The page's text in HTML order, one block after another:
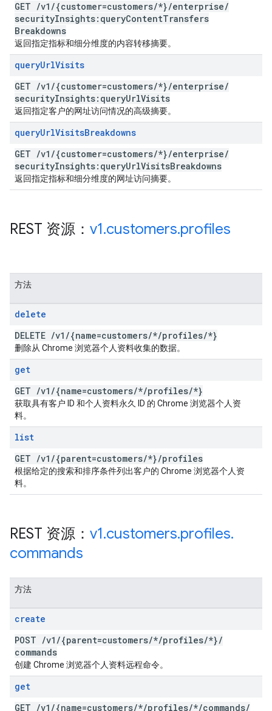
GET /v1 /{customer=customers/*}/enterprise/
securityInsights:queryContentTransfers
Breakdowns
返回指定指标和细分维度的内容转移摘要。
queryUrlVisits
GET /v1 /{customer=customers/*}/enterprise/
securityInsights:queryUrlVisits
返回指定客户的网址访问情况的高级摘要。
queryUrlVisitsBreakdowns
GET /v1 /{customer=customers/*}/enterprise/
securityInsights:queryUrlVisitsBreakdowns
返回指定指标和细分维度的网址访问摘要。
REST 资源： v1.customers.profiles
方法
delete
DELETE /v1 /{name=customers/*/profiles/*}
删除从 Chrome 浏览器个人资料收集的数据。
get
GET /v1 /{name=customers/*/profiles/*}
获取具有客户 ID 和个人资料永久 ID 的 Chrome 浏览器个人资
料。
list
GET /v1 /{parent=customers/*}/profiles
根据给定的搜索和排序条件列出客户的 Chrome 浏览器个人资
料。
REST 资源： v1.customers.profiles.
commands
方法
create
POST /v1 /{parent=customers/*/profiles/*}/
commands
创建 Chrome 浏览器个人资料远程命令。
get
GET /v1 /{name=customers/*/profiles/*/commands/